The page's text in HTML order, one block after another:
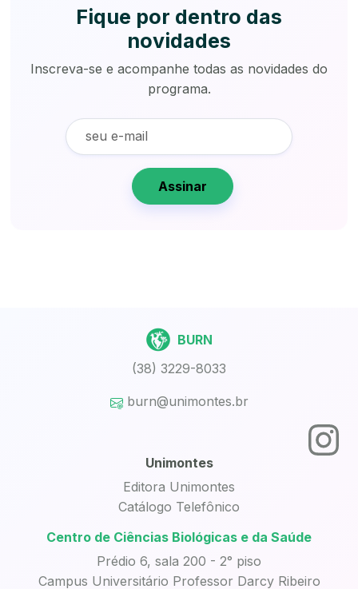
Fique por dentro das
novidades
Inscreva-se e acompanhe todas as novidades do
programa.
Assinar
Unimontes
Editora Unimontes
Catálogo Telefônico
Centro de Ciências Biológicas e da Saúde
Prédio 6, sala 200 - 2° piso
Campus Universitário Professor Darcy Ribeiro
BURN
(38) 3229-8033
burn@unimontes.br